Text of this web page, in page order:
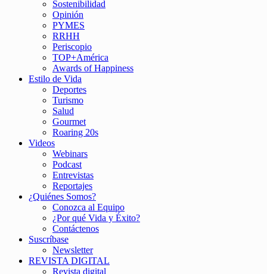
Sostenibilidad
Opinión
PYMES
RRHH
Periscopio
TOP+América
Awards of Happiness
Estilo de Vida
Deportes
Turismo
Salud
Gourmet
Roaring 20s
Videos
Webinars
Podcast
Entrevistas
Reportajes
¿Quiénes Somos?
Conozca al Equipo
¿Por qué Vida y Éxito?
Contáctenos
Suscríbase
Newsletter
REVISTA DIGITAL
Revista digital